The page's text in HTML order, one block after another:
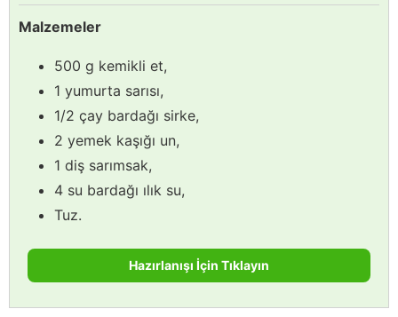
Malzemeler
500 g kemikli et,
1 yumurta sarısı,
1/2 çay bardağı sirke,
2 yemek kaşığı un,
1 diş sarımsak,
4 su bardağı ılık su,
Tuz.
Hazırlanışı İçin Tıklayın